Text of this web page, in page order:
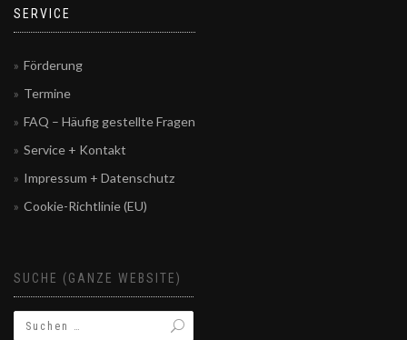
SERVICE
Förderung
Termine
FAQ – Häufig gestellte Fragen
Service + Kontakt
Impressum + Datenschutz
Cookie-Richtlinie (EU)
SUCHE (GANZE WEBSITE)